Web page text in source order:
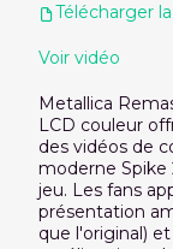
Télécharger
Voir vidéo
Metallica
LCD couleur
des vidéos de
moderne Spike
jeu. Les fans
présentation
que l'original)